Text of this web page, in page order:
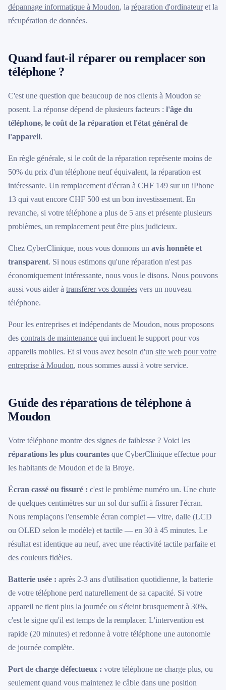
dépannage informatique à Moudon, la réparation d'ordinateuret la
récupération de données.
Quand faut-il réparer ou remplacer son
téléphone ?
C'est une question que beaucoup de nos clients à Moudon se
posent. La réponse dépend de plusieurs facteurs : l'âge du
téléphone, le coût de la réparation et l'état général de
l'appareil.
En règle générale, si le coût de la réparation représente moins de
50% du prix d'un téléphone neuf équivalent, la réparation est
intéressante. Un remplacement d'écran à CHF 149 sur un iPhone
13 qui vaut encore CHF 500 est un bon investissement. En
revanche, si votre téléphone a plus de 5 ans et présente plusieurs
problèmes, un remplacement peut être plus judicieux.
Chez CyberClinique, nous vous donnons un avis honnête et
transparent. Si nous estimons qu'une réparation n'est pas
économiquement intéressante, nous vous le disons. Nous pouvons
aussi vous aider à transférer vos données vers un nouveau
téléphone.
Pour les entreprises et indépendants de Moudon, nous proposons
des contrats de maintenance qui incluent le support pour vos
appareils mobiles. Et si vous avez besoin d'un site web pour votre
entreprise à Moudon, nous sommes aussi à votre service.
Guide des réparations de téléphone à
Moudon
Votre téléphone montre des signes de faiblesse ? Voici les
réparations les plus courantes que CyberClinique effectue pour
les habitants de Moudon et de la Broye.
Écran cassé ou fissuré : c'est le problème numéro un. Une chute
de quelques centimètres sur un sol dur suffit à fissurer l'écran.
Nous remplaçons l'ensemble écran complet — vitre, dalle (LCD
ou OLED selon le modèle) et tactile — en 30 à 45 minutes. Le
résultat est identique au neuf, avec une réactivité tactile parfaite et
des couleurs fidèles.
Batterie usée : après 2-3 ans d'utilisation quotidienne, la batterie
de votre téléphone perd naturellement de sa capacité. Si votre
appareil ne tient plus la journée ou s'éteint brusquement à 30%,
c'est le signe qu'il est temps de la remplacer. L'intervention est
rapide (20 minutes) et redonne à votre téléphone une autonomie
de journée complète.
Port de charge défectueux : votre téléphone ne charge plus, ou
seulement quand vous maintenez le câble dans une position